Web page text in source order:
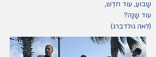
שָׁבוּעַ, עוֹד חֹדֶשׁ,
עוד שָׁנָה?
(לאה גולדברג)